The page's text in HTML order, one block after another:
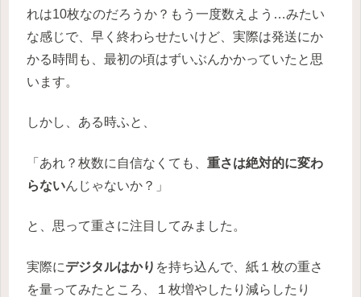
れは10枚なのだろうか？もう一度数えよう…みたい
な感じで、早く終わらせたいけど、実際は発送にか
かる時間も、最初の頃はずいぶんかかっていたと思
います。
しかし、ある時ふと、
「あれ？枚数に自信なくても、 重さは絶対的に変わ
らないんじゃないか？」
と、思って重さに注目してみました。
実際にデジタルはかり を持ち込んで、紙１枚の重さ
を量ってみたところ、１枚増やしたり減らしたり